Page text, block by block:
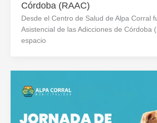
Córdoba (RAAC)
Desde el Centro de Salud de Alpa Corral
Asistencial de las Adicciones de Córdoba
espacio